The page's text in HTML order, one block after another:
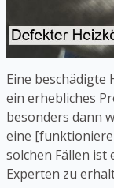
Eine beschädigte
ein erhebliches
besonders dann
eine
solchen Fällen
Experten zu